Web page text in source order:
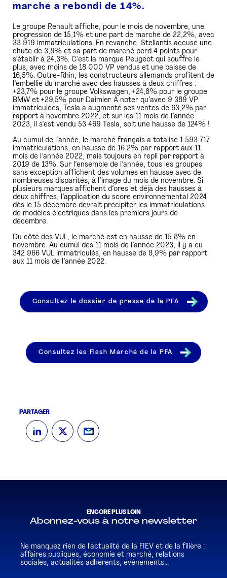
marché a rebondi de 14%.
Le groupe Renault affiche, pour le mois de novembre, une
progression de 15,1% et une part de marché de 22,2%, avec
33 919 immatriculations. En revanche, Stellantis accuse une
chute de 3,8% et sa part de marché perd 4 points pour
s’établir à 24,3%. C’est la marque Peugeot qui souffre le
plus, avec moins de 18 000 VP vendus et une baisse de
16,5%. Outre-Rhin, les constructeurs allemands profitent de
l’embellie du marché avec des hausses à deux chiffres :
+23,7% pour le groupe Volkswagen, +24,8% pour le groupe
BMW et +29,5% pour Daimler. À noter qu’avec 9 389 VP
immatriculées, Tesla a augmenté ses ventes de 63,2% par
rapport à novembre 2022, et sur les 11 mois de l’année
2023, il s’est vendu 53 469 Tesla, soit une hausse de 124% !
Au cumul de l’année, le marché français a totalisé 1 593 717
immatriculations, en hausse de 16,2% par rapport aux 11
mois de l’année 2022, mais toujours en repli par rapport à
2019 de 13%. Sur l’ensemble de l’année, tous les groupes
sans exception affichent des volumes en hausse avec de
nombreuses disparités, à l’image du mois de novembre. Si
plusieurs marques affichent d’ores et déjà des hausses à
deux chiffres, l’application du score environnemental 2024
dès le 15 décembre devrait précipiter les immatriculations
de modèles électriques dans les premiers jours de
décembre.
Du côté des VUL, le marché est en hausse de 15,8% en
novembre. Au cumul des 11 mois de l’année 2023, il y a eu
342 966 VUL immatriculés, en hausse de 8,9% par rapport
aux 11 mois de l’année 2022.
Consultez le dossier de presse de la PFA
Consultez les Flash Marché de la PFA
PARTAGER
ENCORE PLUS LOIN
Abonnez-vous à notre newsletter
Ne manquez rien de l'actualité de la FIEV et de la filière :
affaires publiques, économie et marché, relations
sociales, actualités adhérents, événements...